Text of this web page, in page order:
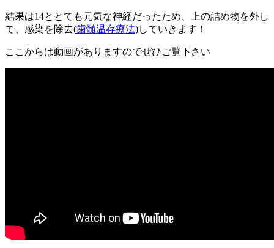
結果は14ととても元気な神経だったため、上の詰め物を外し
て、感染を除去(歯髄温存療法)していきます！
ここからは動画がありますのでぜひご覧下さい